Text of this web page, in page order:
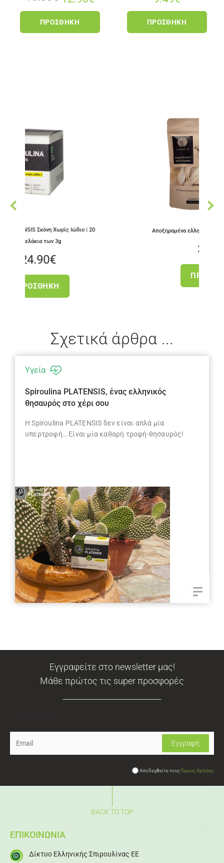
ΠΡΟΣΘΉΚΗ ΠΡΟΣΘΉΚΗ
Ιώδιο | 20 Αποξηραμένα ελληνικά King Oyster Mushrooms
Σχετικά άρθρα ...
Υγεία
Spiroulina PLATENSIS, ένας ελληνικός
θησαυρός στο χέρι σου
Η Spiroulina PLATENSIS δεν είναι απλά μία
υπερτροφή… Είναι μία καθαρή τροφή-θησαυρός!
Εγγραφείτε στο newsletter μας!
Μάθε πρώτος τις super προσφορές
Αποδεχθείτε τουςΌρους Χρήσης
BACK TO TOP
ΕΠΙΚΟΙΝΩΝΙΑ
Δίκτυο Ελληνικής Σπιρουλίνας ΕΕ